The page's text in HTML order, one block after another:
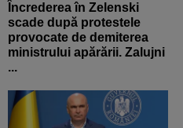
Încrederea în Zelenski
scade după protestele
provocate de demiterea
ministrului apărării. Zalujni
...